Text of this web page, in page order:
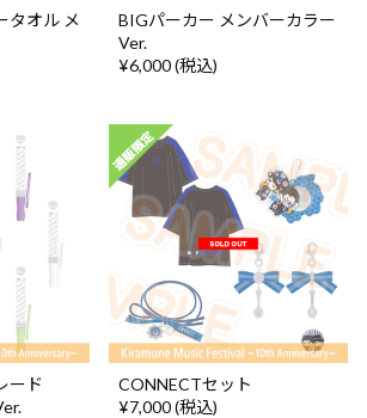
タオル メ
BIGパーカー メンバーカラー
Ver.
¥6,000 (税込)
ード
CONNECTセット
¥7,000 (税込)